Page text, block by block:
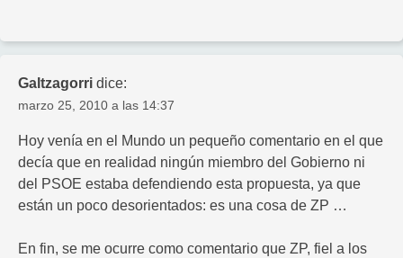
Galtzagorri dice:
marzo 25, 2010 a las 14:37
Hoy venía en el Mundo un pequeño comentario en el que
decía que en realidad ningún miembro del Gobierno ni
del PSOE estaba defendiendo esta propuesta, ya que
están un poco desorientados: es una cosa de ZP …
En fin, se me ocurre como comentario que ZP, fiel a los